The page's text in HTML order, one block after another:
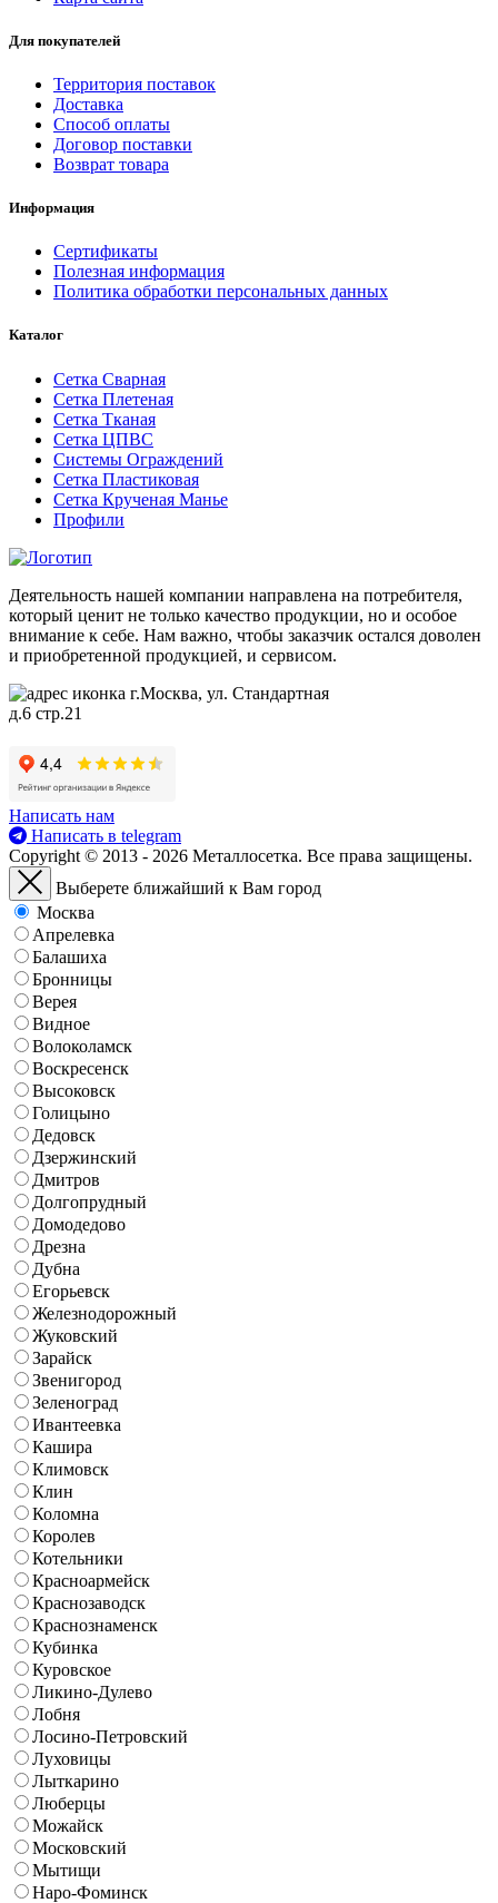
Для покупателей
Территория поставок
Доставка
Способ оплаты
Договор поставки
Возврат товара
Информация
Сертификаты
Полезная информация
Политика обработки персональных данных
Каталог
Сетка Сварная
Сетка Плетеная
Сетка Тканая
Сетка ЦПВС
Системы Ограждений
Сетка Пластиковая
Сетка Крученая Манье
Профили
Деятельность нашей компании направлена на потребителя,
который ценит не только качество продукции, но и особое
внимание к себе. Нам важно, чтобы заказчик остался доволен
и приобретенной продукцией, и сервисом.
г.Москва, ул. Стандартная
д.6 стр.21
Написать нам
Написать в telegram
Copyright © 2013 - 2026 Металлосетка. Все права защищены.
Выберете ближайший к Вам город
Москва
Апрелевка
Балашиха
Бронницы
Верея
Видное
Волоколамск
Воскресенск
Высоковск
Голицыно
Дедовск
Дзержинский
Дмитров
Долгопрудный
Домодедово
Дрезна
Дубна
Егорьевск
Железнодорожный
Жуковский
Зарайск
Звенигород
Зеленоград
Ивантеевка
Кашира
Климовск
Клин
Коломна
Королев
Котельники
Красноармейск
Краснозаводск
Краснознаменск
Кубинка
Куровское
Ликино-Дулево
Лобня
Лосино-Петровский
Луховицы
Лыткарино
Люберцы
Можайск
Московский
Мытищи
Наро-Фоминск